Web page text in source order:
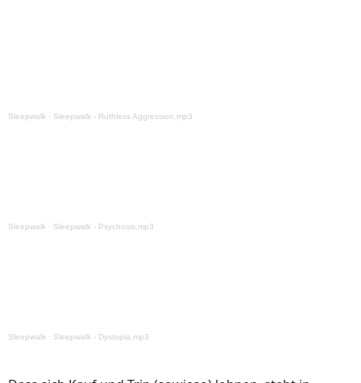
Sleepwalk · Sleepwalk - Ruthless Aggression.mp3
Sleepwalk · Sleepwalk - Psychosis.mp3
Sleepwalk · Sleepwalk - Dystopia.mp3